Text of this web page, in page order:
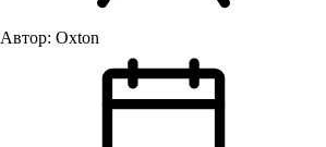
Автор: Oxton